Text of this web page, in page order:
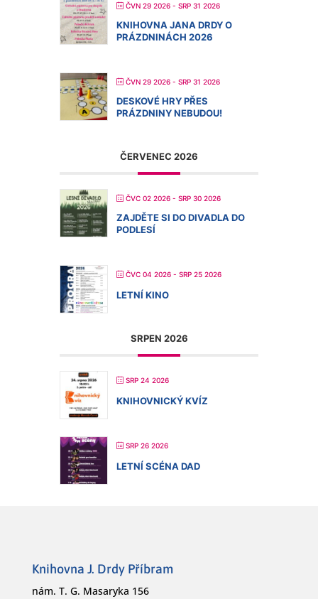
ČVN 29 2026 - SRP 31 2026
KNIHOVNA JANA DRDY O
PRÁZDNINÁCH 2026
ČVN 29 2026 - SRP 31 2026
DESKOVÉ HRY PŘES
PRÁZDNINY NEBUDOU!
ČERVENEC 2026
ČVC 02 2026 - SRP 30 2026
ZAJDĚTE SI DO DIVADLA DO
PODLESÍ
ČVC 04 2026 - SRP 25 2026
LETNÍ KINO
SRPEN 2026
SRP 24 2026
KNIHOVNICKÝ KVÍZ
SRP 26 2026
LETNÍ SCÉNA DAD
Knihovna J. Drdy Příbram
nám. T. G. Masaryka 156